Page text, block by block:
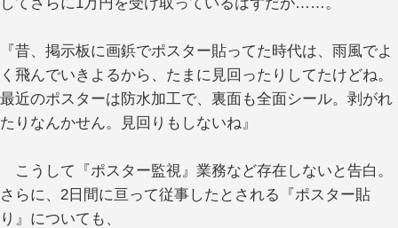
『昔、掲示板に画鋲でポスター貼ってた時代は、雨風でよ
く飛んでいきよるから、たまに見回ったりしてたけどね。
最近のポスターは防水加工で、裏面も全面シール。剥がれ
たりなんかせん。見回りもしないね』
こうして『ポスター監視』業務など存在しないと告白。
さらに、2日間に亘って従事したとされる『ポスター貼
り』についても、